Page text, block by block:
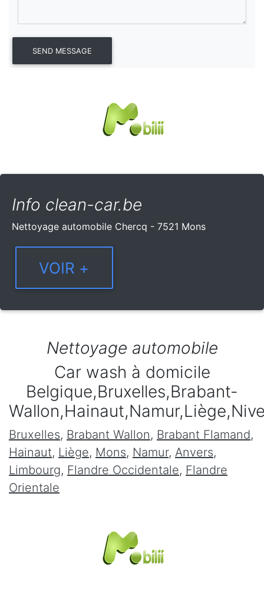
Info clean-car.be
Nettoyage automobile Chercq - 7521 Mons
Nettoyage automobile
Car wash à domicile
Belgique,Bruxelles,Brabant-
Bruxelles, Brabant Wallon, Brabant Flamand,
Hainaut, Liège, Mons, Namur, Anvers,
Limbourg, Flandre Occidentale, Flandre
Orientale